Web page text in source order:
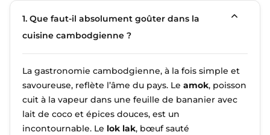
1. Que faut-il absolument goûter dans la
cuisine cambodgienne ?
La gastronomie cambodgienne, à la fois simple et
savoureuse, reflète l’âme du pays. Le amok, poisson
cuit à la vapeur dans une feuille de bananier avec
lait de coco et épices douces, est un
incontournable. Le lok lak, bœuf sauté